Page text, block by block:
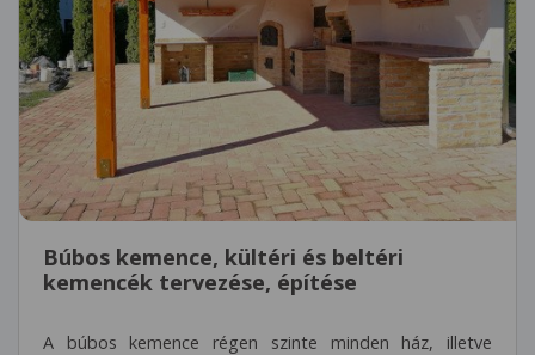
Búbos kemence, kültéri és beltéri
kemencék tervezése, építése
A búbos kemence régen szinte minden ház, illetve